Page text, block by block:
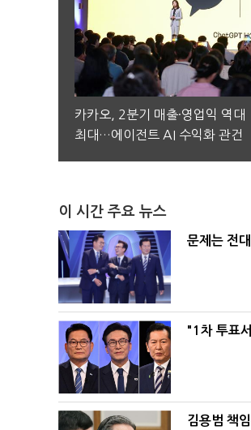
카카오, 2분기 매출·영업익 역대
최대…에이전트 AI 수익화 관건
이 시간 주요 뉴스
문제는 전
"1차 투표
김용범 책